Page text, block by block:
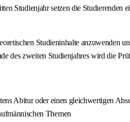
Studienjahr setzen die
Studieninhalte anzuwenden
des zweiten Studienjahres wird die
Abitur oder einen gleichwertigen
Themen